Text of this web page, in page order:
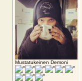
Mustatukeinen Demoni